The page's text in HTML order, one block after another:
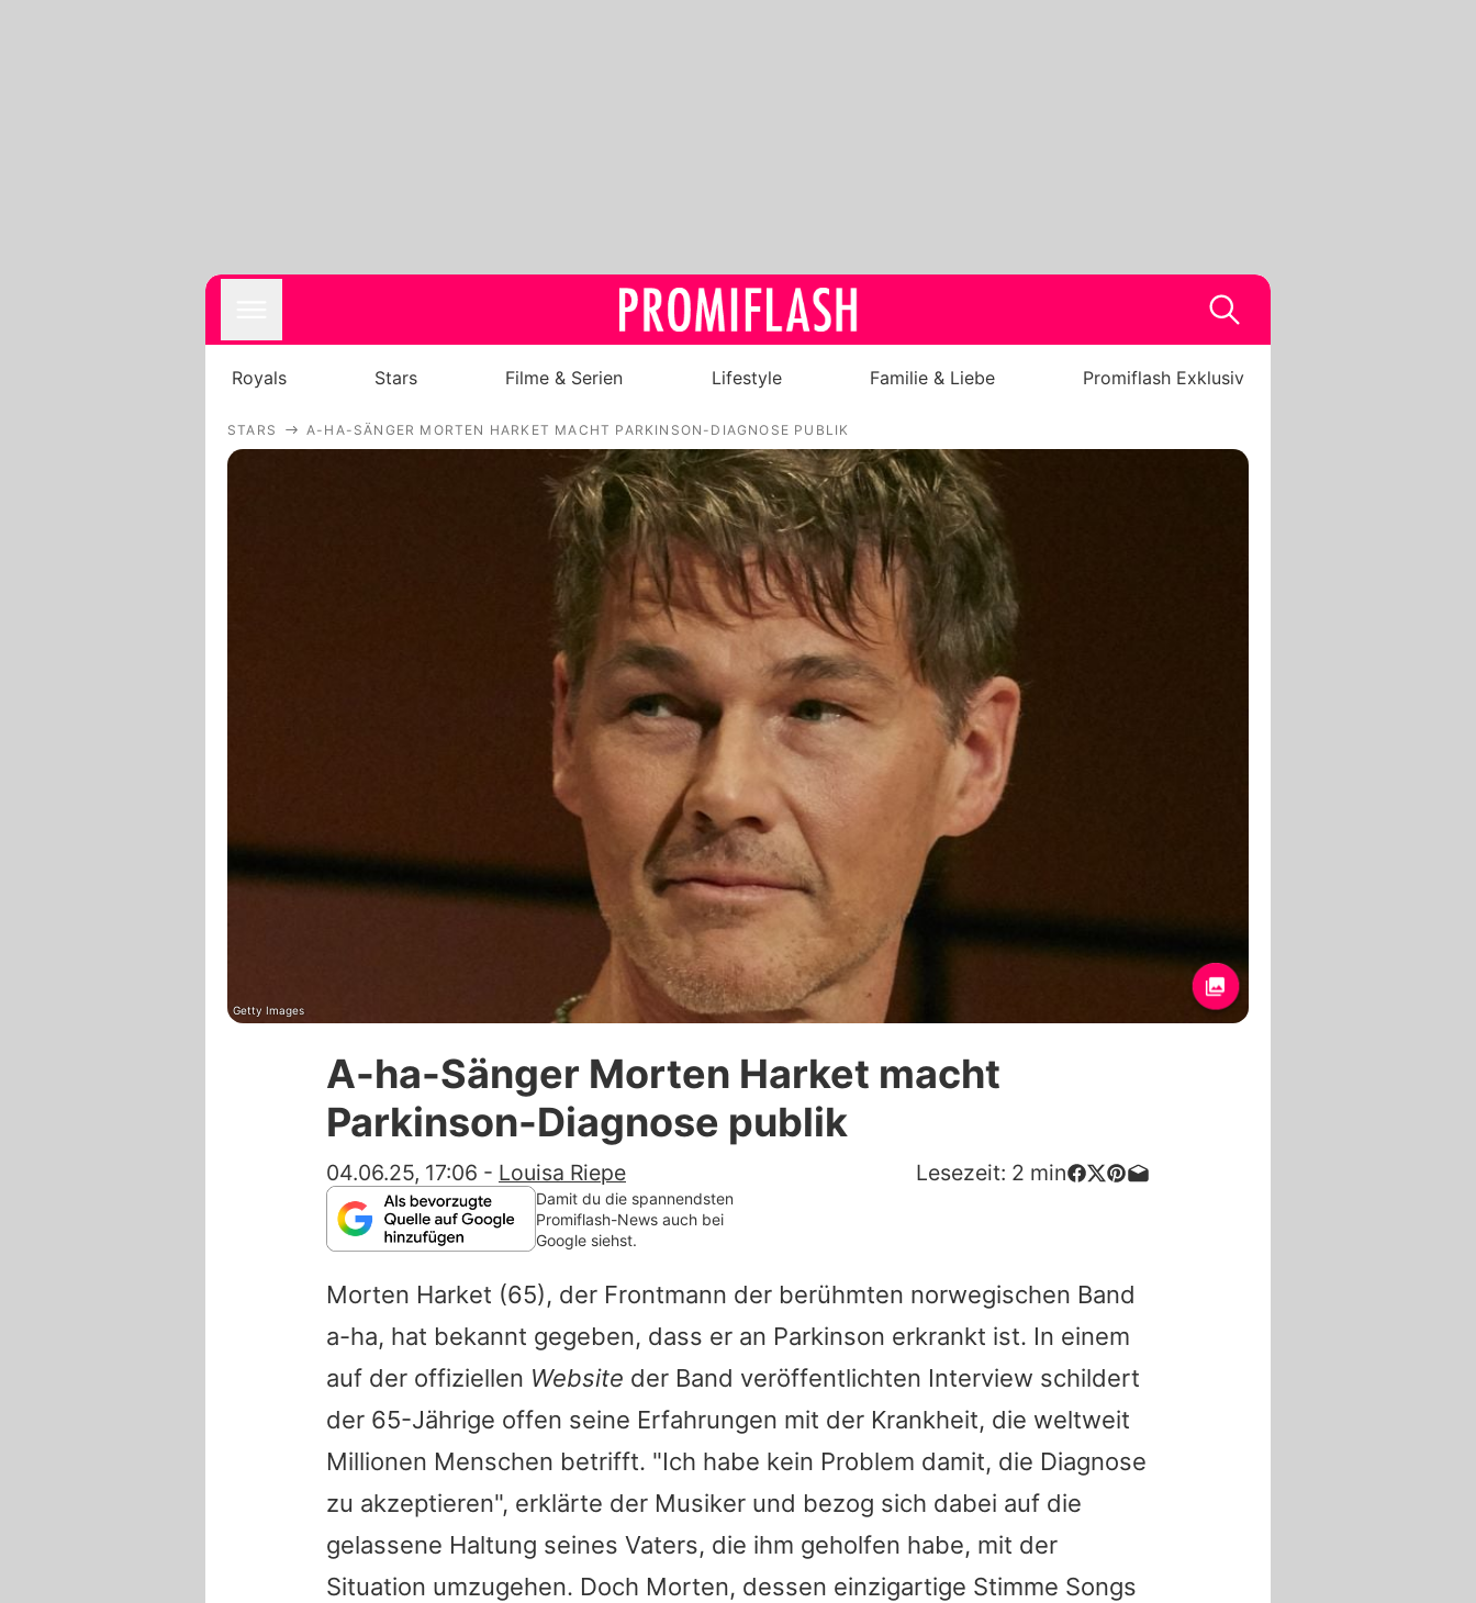
Royals
Stars
Filme & Serien
Lifestyle
Familie & Liebe
Promiflash Exklusiv
Alle Themen auf Promiflash
App runterladen
Team
Redaktionelle Richtlinien
Impressum
Datenschutzerklärung
Nutzungsbedingungen
Utiq verwalten
Royals Stars Filme & Serien Lifestyle Familie & Liebe Promiflash Exklusiv
STARS A-HA-SÄNGER MORTEN HARKET MACHT PARKINSON-DIAGNOSE PUBLIK
Getty Images
A-ha-Sänger Morten Harket macht
Parkinson-Diagnose publik
04.06.25, 17:06 - Louisa Riepe Lesezeit: 2 min
Damit du die spannendsten
Promiflash-News auch bei
Google siehst.
Morten Harket (65), der Frontmann der berühmten norwegischen Band
a-ha, hat bekannt gegeben, dass er an Parkinson erkrankt ist. In einem
auf der offiziellen Website der Band veröffentlichten Interview schildert
der 65-Jährige offen seine Erfahrungen mit der Krankheit, die weltweit
Millionen Menschen betrifft. "Ich habe kein Problem damit, die Diagnose
zu akzeptieren", erklärte der Musiker und bezog sich dabei auf die
gelassene Haltung seines Vaters, die ihm geholfen habe, mit der
Situation umzugehen. Doch Morten, dessen einzigartige Stimme Songs